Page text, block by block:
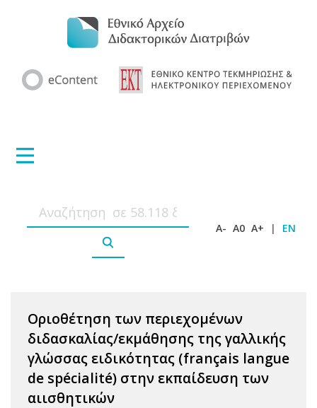
A- A0 A+ | EN
Οριοθέτηση των περιεχομένων
διδασκαλίας/εκμάθησης της γαλλικής
γλώσσας ειδικότητας (français langue
de spécialité) στην εκπαίδευση των
αιισθητικών